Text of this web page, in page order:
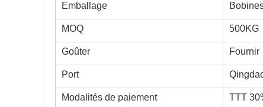
Emballage
MOQ 500KG
Goûter Fournir
Port
Modalités de paiement TTT